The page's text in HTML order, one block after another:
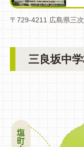
〒729-4211 広島県三
三良坂中